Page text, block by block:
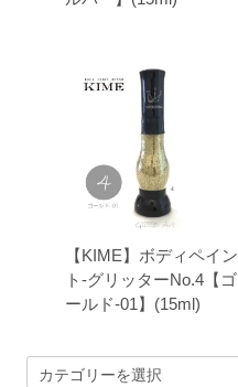
【KIME】ボディペイン
ト-グリッターNo.4【ゴ
ールド-01】(15ml)